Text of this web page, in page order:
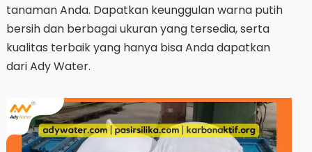
tanaman Anda. Dapatkan keunggulan warna putih
bersih dan berbagai ukuran yang tersedia, serta
kualitas terbaik yang hanya bisa Anda dapatkan
dari Ady Water.